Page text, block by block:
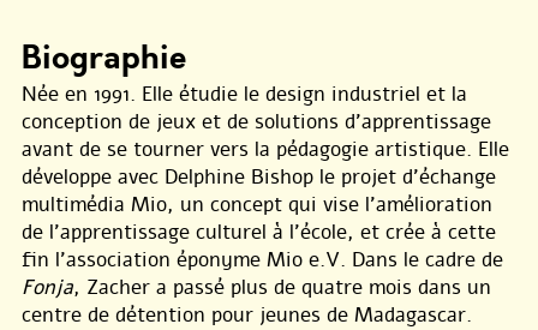
Biographie
Née en 1991. Elle étudie le design industriel et la
conception de jeux et de solutions d’apprentissage
avant de se tourner vers la pédagogie artistique. Elle
développe avec Delphine Bishop le projet d’échange
multimédia Mio, un concept qui vise l’amélioration
de l’apprentissage culturel à l’école, et crée à cette
fin l’association éponyme Mio e.V. Dans le cadre de
Fonja, Zacher a passé plus de quatre mois dans un
centre de détention pour jeunes de Madagascar.